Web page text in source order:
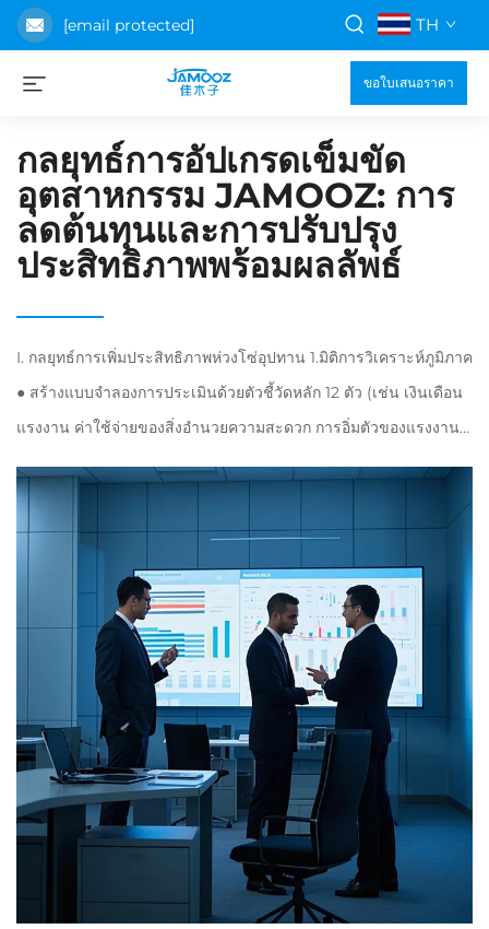
[email protected] TH
ขอใบเสนอราคา
กลยุทธ์การอัปเกรดเข็มขัด
อุตสาหกรรม JAMOOZ: การ
ลดต้นทุนและการปรับปรุง
ประสิทธิภาพพร้อมผลลัพธ์
I. กลยุทธ์การเพิ่มประสิทธิภาพห่วงโซ่อุปทาน 1.มิติการวิเคราะห์ภูมิภาค
● สร้างแบบจำลองการประเมินด้วยตัวชี้วัดหลัก 12 ตัว (เช่น เงินเดือน
แรงงาน ค่าใช้จ่ายของสิ่งอำนวยความสะดวก การอิ่มตัวของแรงงาน
การสนับสนุนจากนโยบาย เป็นต้น) ● ทำการวิจัยอย่างครอบคลุมใน
องค์กรตัวอย่างทั่วเข็มขัดอุตสาหกรรมแห่งชาติ...